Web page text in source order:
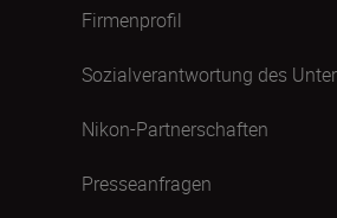
Firmenprofil
Sozialverantwortung des
Nikon-Partnerschaften
Presseanfragen